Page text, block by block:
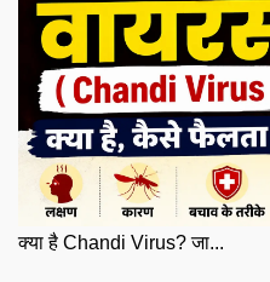
क्या है Chandi Virus? जा...